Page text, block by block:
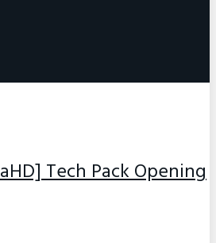
Tech Pack Opening